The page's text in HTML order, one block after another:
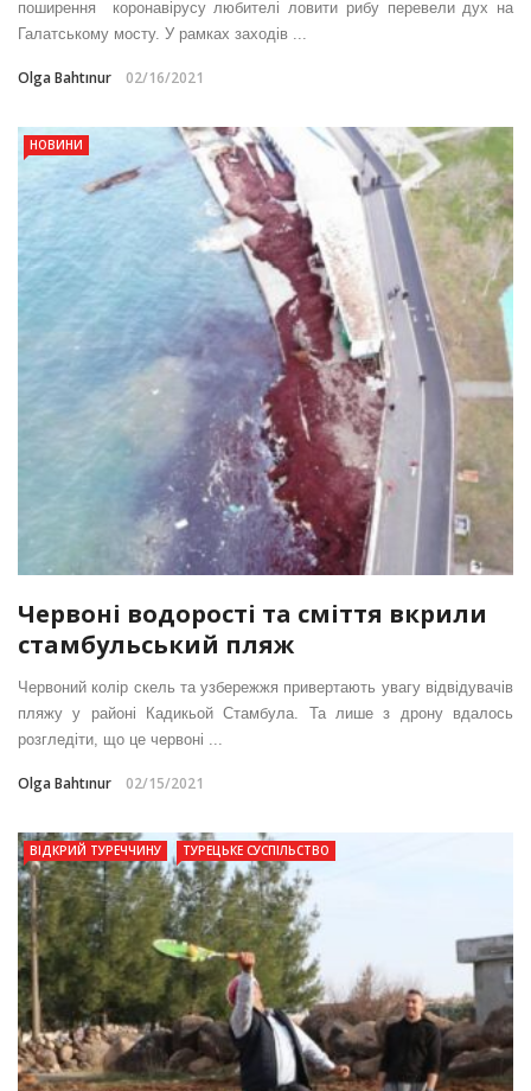
поширення коронавірусу любителі ловити рибу перевели дух на
Галатському мосту. У рамках заходів ...
Olga Bahtınur 02/16/2021
НОВИНИ
Червоні водорості та сміття вкрили
стамбульський пляж
Червоний колір скель та узбережжя привертають увагу відвідувачів
пляжу у районі Кадикьой Стамбула. Та лише з дрону вдалось
розгледіти, що це червоні ...
Olga Bahtınur 02/15/2021
ВІДКРИЙ ТУРЕЧЧИНУ ТУРЕЦЬКЕ СУСПІЛЬСТВО